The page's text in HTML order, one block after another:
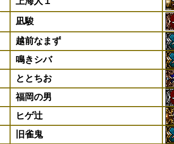
凪駿
越前なまず
鳴きシバ
ととちお
福岡の男
ヒゲ辻
旧雀鬼